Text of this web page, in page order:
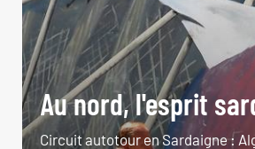
Au nord, l'esprit
Circuit autotour en Sardaigne :